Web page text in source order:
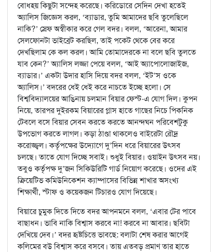
বোধহয় কিছুটা সন্দেহ করেছে। করিডোরে সেদিন দেখা হতেই
অ্যালিস জিজ্ঞেস করল, ‘ব্যাডার, তুমি আমাদের ছবি তুলেছিলে
নাকি?’ স্রেফ অস্বীকার করে গেল বদর। বলল, ‘আরেনা, আমার
সেলফোনটা ভাইব্রেট করছিল, তাই পকেট থেকে বের করে
দেখছিলাম কে কল করল। আমি তোমাদেরকে না বলে ছবি তুলতে
যাব কেন?’ অ্যালিস লজ্জা পেয়ে বলল, ‘আই অ্যাপোলোজাইজ,
ব্যাডার।’ একটা উদার হাসি দিয়ে বদর বলল, ‘ইট’স ওকে
অ্যালিস।’ বদরের ধেই ধেই করে নাচতে ইচ্ছে হলো। সে
বিশ্ববিদ্যালয়ের আঙিনায় চলমান বিয়ার ফেস্ট-এ যোগ দিল। কুপন
নিয়ে, তারপর দুইরকম বিয়ারের গ্লাস হাতে গাছের নিচে পিকনিক
টেবলে বসে বিয়ার সেবন করতে করতে আনন্দঘন পরিবেশটুকু
উপভোগ করতে লাগল। কড়া ঠাণ্ডা থাকলেও বাইরেটা রৌদ্র
করোজ্জ্বল। কর্তৃপক্ষের উদ্যোগে দু’দিন ধরে বিয়ারের উৎসব
চলছে। তাতে যোগ দিচ্ছে সবাই। শুধুই বিয়ার। ওয়াইন উৎসব নয়।
তবুও কর্তৃপক্ষ দু’জন সিকিউরিটি গার্ড নিয়োগ করেছে। ওদের এই
ক্রিয়েটিভ কমিউনিকেশন ক্যাম্পাসের বিভিন্ন শাখার অসংখ্য
শিক্ষার্থী, স্টাফ ও কয়েকজন টিচারও যোগ দিয়েছে।
বিয়ারে চুমুক দিতে দিতে বদর আপনমনে বলল, ‘এবার টের পাবে
বাছাধন। ভাবি নাকি বিশ্বাস করবে না! করবে না আবার। ছবিটা
দেখিয়ে দেব।’ বদর হৃষ্টচিত্তে ভাবছে: বলাটা শেষ করার আগেই
কলিমের বউ বিশ্বাস করে বসবে। তায় এতবড় প্রমাণ তার হাতে